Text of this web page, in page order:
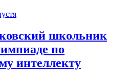
школьник
по
интеллекту